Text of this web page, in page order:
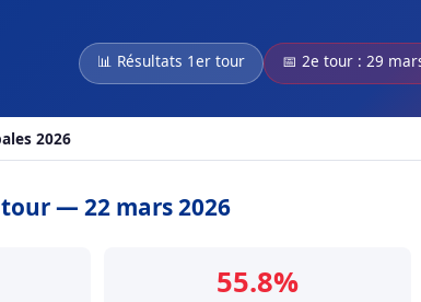
📊 Résultats 1er tour 📅 2e tour : 29
2026
— 22 mars 2026
55.8%